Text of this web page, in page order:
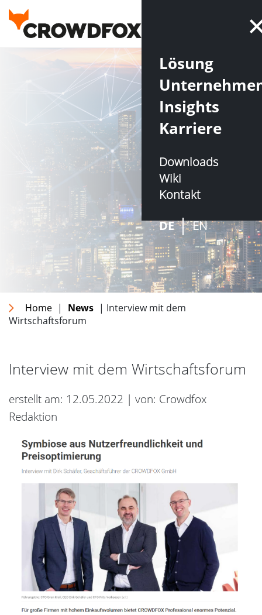
Lösung
Insights
Karriere
Downloads
Wiki
Kontakt
DE
EN
Home | News | Interview mit dem
Wirtschaftsforum
Interview mit dem Wirtschaftsforum
erstellt am: 12.05.2022 | von: Crowdfox
Redaktion